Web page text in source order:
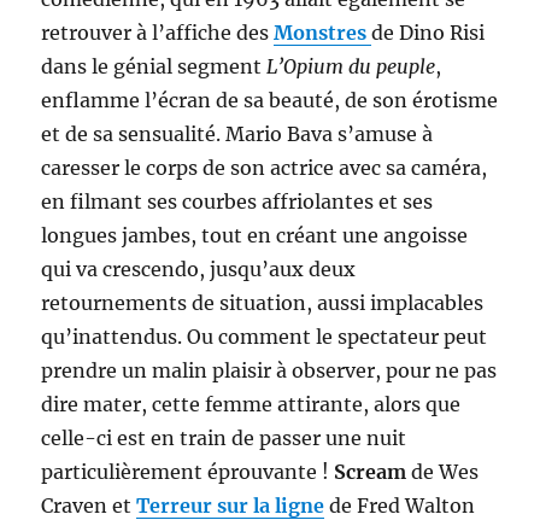
retrouver à l’affiche desMonstres de Dino Risi
dans le génial segmentL’Opium du peuple,
enflamme l’écran de sa beauté, de son érotisme
et de sa sensualité. Mario Bava s’amuse à
caresser le corps de son actrice avec sa caméra,
en filmant ses courbes affriolantes et ses
longues jambes, tout en créant une angoisse
qui va crescendo, jusqu’aux deux
retournements de situation, aussi implacables
qu’inattendus. Ou comment le spectateur peut
prendre un malin plaisir à observer, pour ne pas
dire mater, cette femme attirante, alors que
celle-ci est en train de passer une nuit
particulièrement éprouvante ! Scream de Wes
Craven etTerreur sur la ligne de Fred Walton